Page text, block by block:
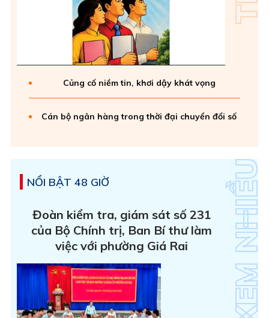
Củng cố niềm tin, khơi dậy khát vọng
Cán bộ ngân hàng trong thời đại chuyển đổi số
NỔI BẬT 48 GIỜ
Đoàn kiểm tra, giám sát số 231
của Bộ Chính trị, Ban Bí thư làm
việc với phường Giá Rai